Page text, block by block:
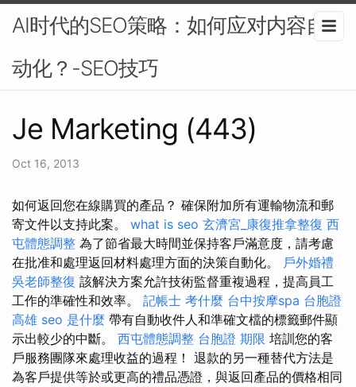
AI时代的SEO策略：如何应对内容自
动化？-SEO技巧
Je Marketing (443)
Oct 16, 2013
如何返回您在線購買的產品？ 確保附加所有運輸物流和郵
寄文件以支持此案。 what is seo 玄濟宮_康復推拿整復 西
屯體態調整 為了節省最大時間並保持客戶滿意度，請考慮
在批准和處理返回材料處理方面的決策自動化。 戶外婚禮
吳老師整復 該解決方案允許技術監督重複過程，提高員工
工作的準確性和效率。 記帳士 考什麼 台中按摩spa 台胞證
高雄 seo 是什麼 帶有自動收件人和準確文檔的標籤郵件顯
示出較少的中斷。 西屯體態調整 台胞證 期限 培訓您的客
戶服務團隊來處理收益的過程！ 退款的另一種替代方法是
為客戶提供等於或更高的禮品憑證，與返回產品的價格相同